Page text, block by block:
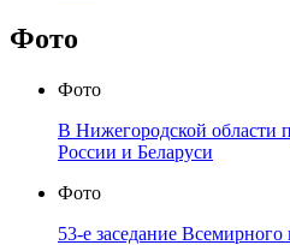
Фото
Фото
В Нижегородской области
России и Беларуси
Фото
53-е заседание